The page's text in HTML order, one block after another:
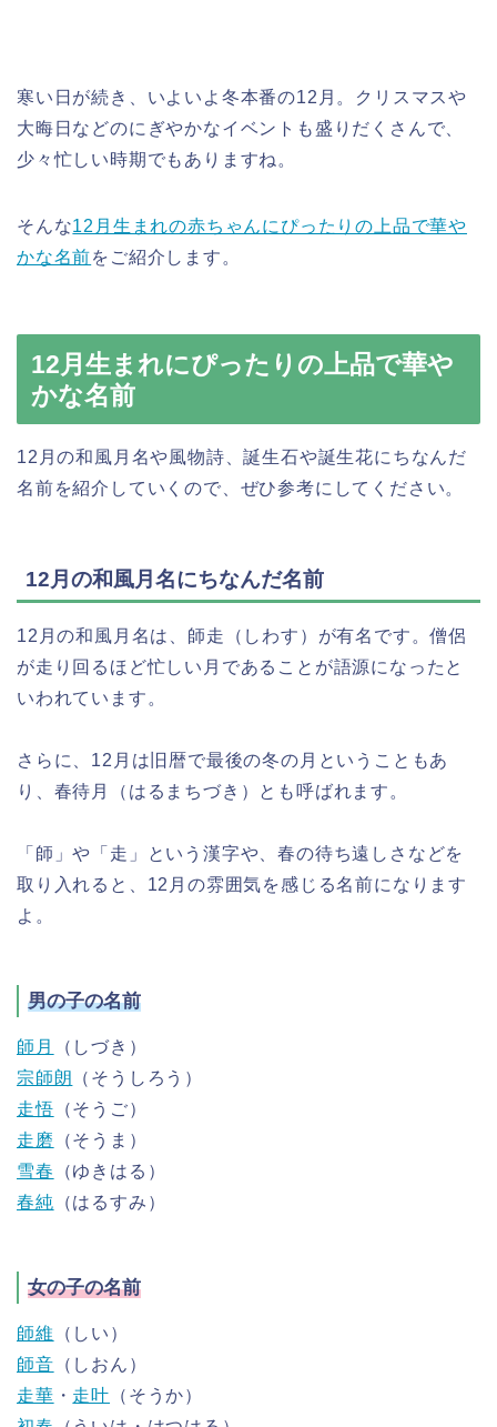
寒い日が続き、いよいよ冬本番の12月。クリスマスや
大晦日などのにぎやかなイベントも盛りだくさんで、
少々忙しい時期でもありますね。
そんな12月生まれの赤ちゃんにぴったりの上品で華や
かな名前をご紹介します。
12月生まれにぴったりの上品で華や
かな名前
12月の和風月名や風物詩、誕生石や誕生花にちなんだ
名前を紹介していくので、ぜひ参考にしてください。
12月の和風月名にちなんだ名前
12月の和風月名は、師走（しわす）が有名です。僧侶
が走り回るほど忙しい月であることが語源になったと
いわれています。
さらに、12月は旧暦で最後の冬の月ということもあ
り、春待月（はるまちづき）とも呼ばれます。
「師」や「走」という漢字や、春の待ち遠しさなどを
取り入れると、12月の雰囲気を感じる名前になります
よ。
男の子の名前
師月
（しづき）
宗師朗 （そうしろう）
走悟 （そうご）
走磨 （そうま）
雪春 （ゆきはる）
春純 （はるすみ）
女の子の名前
師維 （しい）
師音 （しおん）
走華 ・ 走叶 （そうか）